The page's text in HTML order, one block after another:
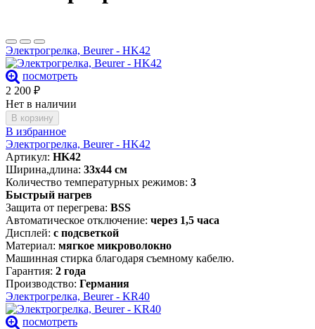
Электрогрелка, Beurer - HK42
посмотреть
2 200 ₽
Нет в наличии
В корзину
В избранное
Электрогрелка, Beurer - HK42
Артикул: HK42
Ширина,длина: 33х44 см
Количество температурных режимов: 3
Быстрый нагрев
Защита от перегрева: BSS
Автоматическое отключение: через 1,5 часа
Дисплей: с подсветкой
Материал: мягкое микроволокно
Машинная стирка благодаря съемному кабелю.
Гарантия: 2 года
Производство: Германия
Электрогрелка, Beurer - KR40
посмотреть